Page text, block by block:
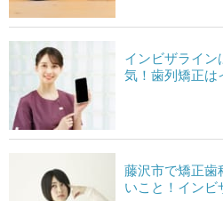
インビザライン
気！歯列矯正は
藤沢市で矯正歯
いこと！インビ